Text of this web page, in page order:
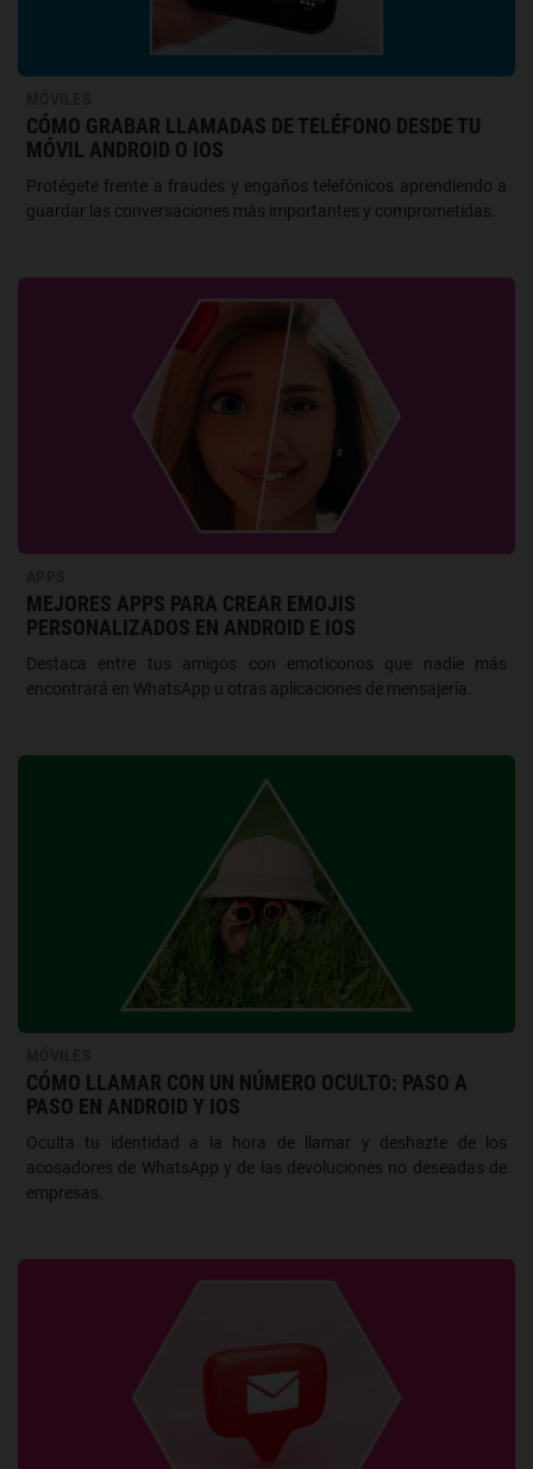
CÓMO GRABAR LLAMADAS DE TELÉFONO DESDE TU
MÓVIL ANDROID O IOS
Protégete frente a fraudes y engaños telefónicos aprendiendo a
guardar las conversaciones más importantes y comprometidas.
MEJORES APPS PARA CREAR EMOJIS
PERSONALIZADOS EN ANDROID E IOS
Destaca entre tus amigos con emoticonos que nadie más
encontrará en WhatsApp u otras aplicaciones de mensajería.
CÓMO LLAMAR CON UN NÚMERO OCULTO: PASO A
PASO EN ANDROID Y IOS
Oculta tu identidad a la hora de llamar y deshazte de los
acosadores de WhatsApp y de las devoluciones no deseadas de
empresas.